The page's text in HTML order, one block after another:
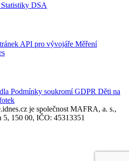
Statistiky DSA
API pro vývojáře Měření
Podmínky soukromíGDPR Děti na
je společnost MAFRA, a. s.,
5, 150 00, IČO: 45313351